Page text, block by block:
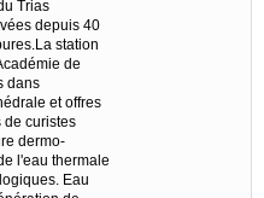
Trias
depuis 40
station
de
dans
et offres
de curistes
dermo-
l'eau thermale
Eau